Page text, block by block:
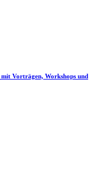
Vorträgen, Workshops und